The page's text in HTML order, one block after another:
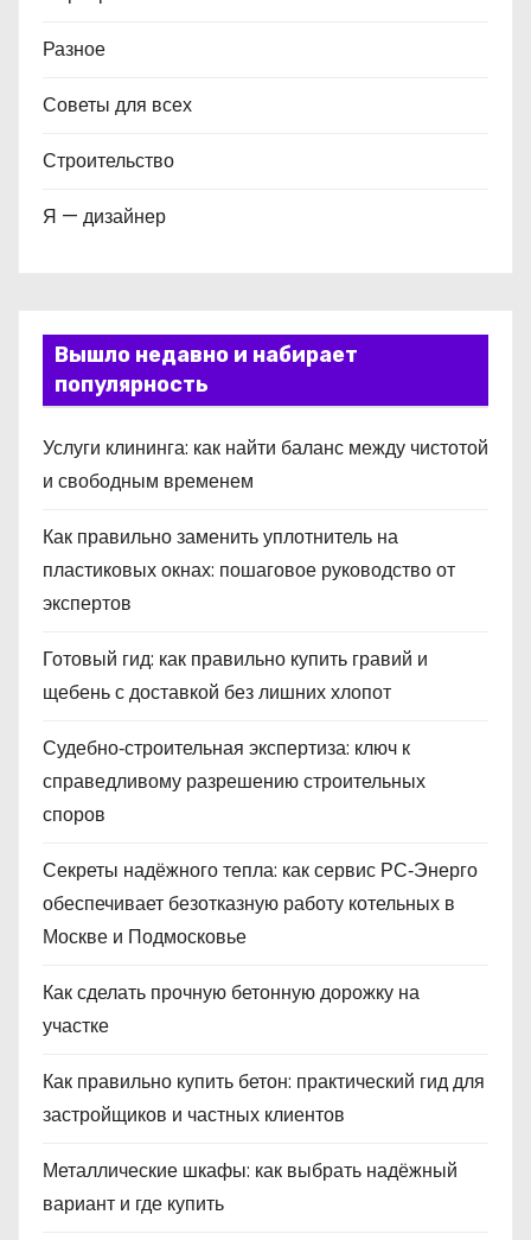
Разное
Советы для всех
Строительство
Я — дизайнер
Вышло недавно и набирает
популярность
Услуги клининга: как найти баланс между чистотой
и свободным временем
Как правильно заменить уплотнитель на
пластиковых окнах: пошаговое руководство от
экспертов
Готовый гид: как правильно купить гравий и
щебень с доставкой без лишних хлопот
Судебно‑строительная экспертиза: ключ к
справедливому разрешению строительных
споров
Секреты надёжного тепла: как сервис РС‑Энерго
обеспечивает безотказную работу котельных в
Москве и Подмосковье
Как сделать прочную бетонную дорожку на
участке
Как правильно купить бетон: практический гид для
застройщиков и частных клиентов
Металлические шкафы: как выбрать надёжный
вариант и где купить